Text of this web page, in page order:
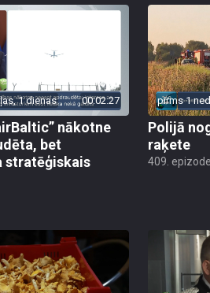
1 dienas 00:02:27
nākotne
bet
stratēģiskais
pirms 1
Polijā
raķete
409. epizode